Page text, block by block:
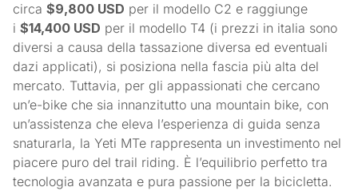
circa$9,800 USD per il modello C2 e raggiunge
i$14,400 USD per il modello T4 (i prezzi in italia sono
diversi a causa della tassazione diversa ed eventuali
dazi applicati), si posiziona nella fascia più alta del
mercato. Tuttavia, per gli appassionati che cercano
un’e-bike che sia innanzitutto una mountain bike, con
un’assistenza che eleva l’esperienza di guida senza
snaturarla, la Yeti MTe rappresenta un investimento nel
piacere puro del trail riding. È l’equilibrio perfetto tra
tecnologia avanzata e pura passione per la bicicletta.